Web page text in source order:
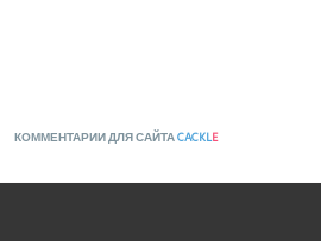
КОММЕНТАРИИ ДЛЯ САЙТАCACKLE